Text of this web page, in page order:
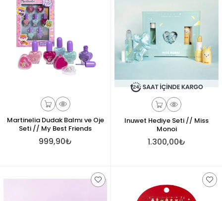
Martinelia Dudak Balmı ve Oje
Seti // My Best Friends
999,90₺
Inuwet Hediye Seti // Miss
Monoi
1.300,00₺